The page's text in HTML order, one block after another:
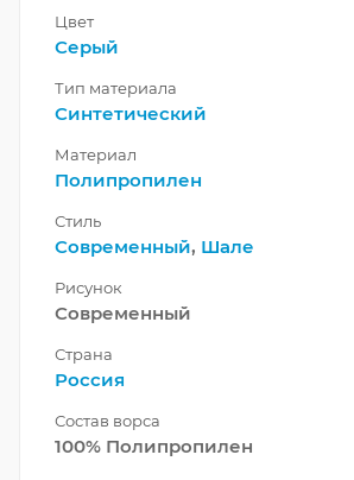
Цвет
Серый
Тип материала
Синтетический
Материал
Полипропилен
Стиль
Современный, Шале
Рисунок
Современный
Страна
Россия
Состав ворса
100% Полипропилен